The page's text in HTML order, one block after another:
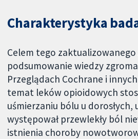
Charakterystyka
Celem tego zaktualizowanego
podsumowanie wiedzy
Przeglądach Cochrane i
temat leków opioidowych
uśmierzaniu bólu u dorosłych,
występował przewlekły ból
istnienia choroby